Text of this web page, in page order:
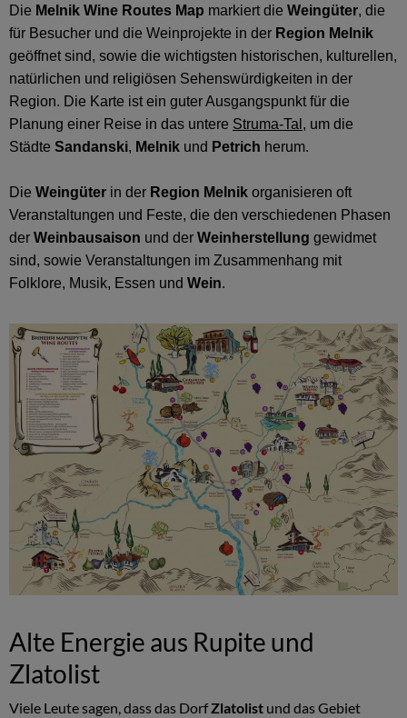
Die Melnik Wine Routes Map markiert die Weingüter, die
für Besucher und die Weinprojekte in der Region Melnik
geöffnet sind, sowie die wichtigsten historischen, kulturellen,
natürlichen und religiösen Sehenswürdigkeiten in der
Region. Die Karte ist ein guter Ausgangspunkt für die
Planung einer Reise in das untere Struma-Tal , um die
Städte Sandanski, Melnik und Petrich herum.
Die Weingüter in der Region Melnik organisieren oft
Veranstaltungen und Feste, die den verschiedenen Phasen
der Weinbausaison und der Weinherstellung gewidmet
sind, sowie Veranstaltungen im Zusammenhang mit
Folklore, Musik, Essen und Wein.
Alte Energie aus Rupite und
Zlatolist
Viele Leute sagen, dass das DorfZlatolist und das Gebiet